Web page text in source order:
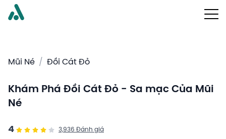
Mũi Né / Đồi Cát Đỏ
Khám Phá Đồi Cát Đỏ - Sa mạc Của Mũi
Né
4 3,936 Đánh giá